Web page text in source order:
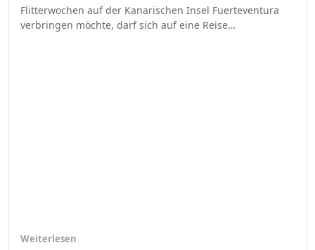
Flitterwochen auf der Kanarischen Insel Fuerteventura
verbringen möchte, darf sich auf eine Reise…
Weiterlesen